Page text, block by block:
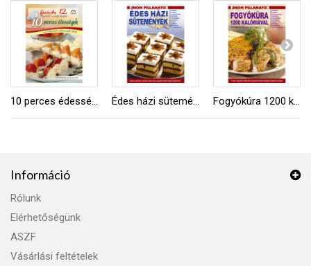
10 perces édességek Édes házi sütemények Fogyókúra 1200 kalóriával
Információ
Rólunk
Elérhetőségünk
ASZF
Vásárlási feltételek